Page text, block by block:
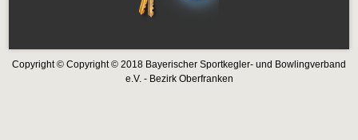
Copyright © Copyright © 2018 Bayerischer Sportkegler- und Bowlingverband
e.V. - Bezirk Oberfranken